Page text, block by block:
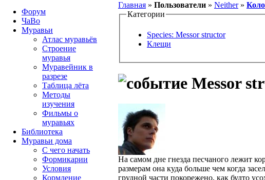
Главная » Пользователи » Neither»
Категории
Species: Messor structor
Клещи
Messor
На самом дне гнезда песчаного лежит
размерам она куда больше чем когда
грудной части покорежено, как будто
Форум
ЧаВо
Муравьи
Атлас муравьёв
Строение
муравья
Муравейник в
разрезе
Таблица лёта
Методы
изучения
Фильмы о
муравьях
Библиотека
Муравьи дома
С чего начать
Формикарии
Условия
Кормление